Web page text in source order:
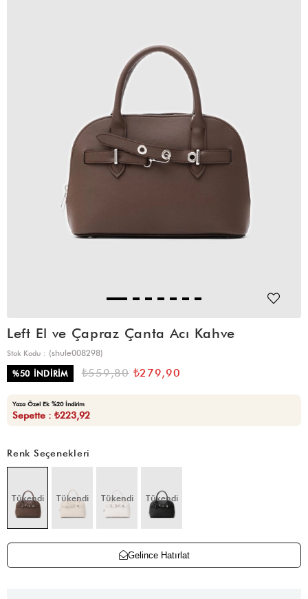
Left El ve Çapraz Çanta Acı Kahve
Stok Kodu
(shule008298)
%50 İNDIRIM ₺559,80 ₺279,90
Yaza Özel Ek %20 İndirim
Sepette : ₺223,92
Renk Seçenekleri
Tükendi Tükendi Tükendi Tükendi
Gelince Hatırlat